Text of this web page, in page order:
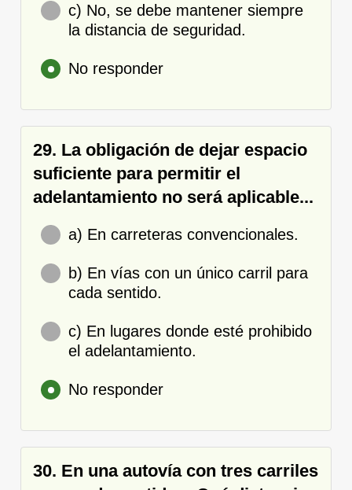
c) No, se debe mantener siempre
la distancia de seguridad.
No responder
29. La obligación de dejar espacio
suficiente para permitir el
adelantamiento no será aplicable...
a) En carreteras convencionales.
b) En vías con un único carril para
cada sentido.
c) En lugares donde esté prohibido
el adelantamiento.
No responder
30. En una autovía con tres carriles